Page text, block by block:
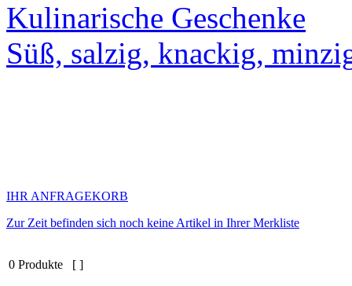
Kulinarische Geschenke
Süß, salzig, knackig,
IHR ANFRAGEKORB
Zur Zeit befinden sich noch keine Artikel in Ihrer Merkliste
0 Produkte [ ]